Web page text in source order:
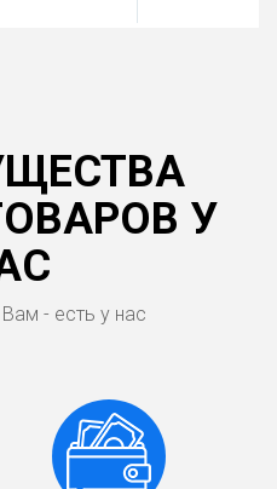
У
- есть у нас